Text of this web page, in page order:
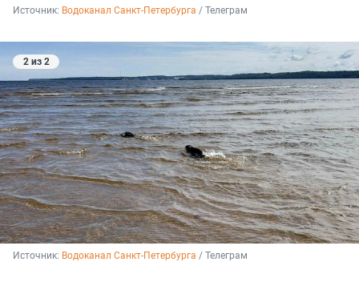
Источник: Водоканал Санкт-Петербурга / Телеграм
2 из 2
Источник: Водоканал Санкт-Петербурга / Телеграм